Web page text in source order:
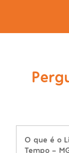
O que é o
Tempo -